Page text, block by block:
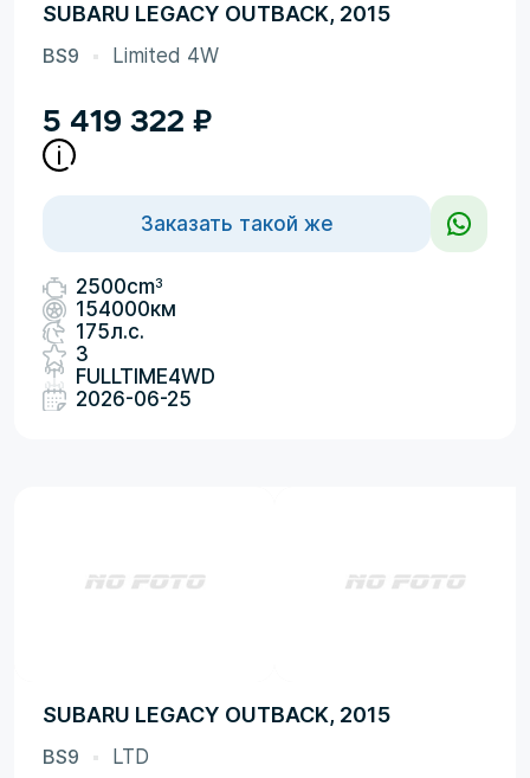
SUBARU LEGACY OUTBACK, 2015
BS9 Limited 4W
5 419 322 ₽
Заказать такой же
2500cm3
154000км
175л.с.
3
FULLTIME4WD
2026-06-25
SUBARU LEGACY OUTBACK, 2015
BS9 LTD